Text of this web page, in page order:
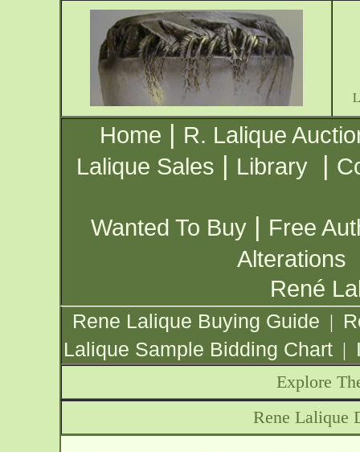
Home | R. Lalique
Lalique Sales | Library |
Wanted To Buy | Free
Alterations
René
Rene Lalique Buying Guide |
Lalique Sample Bidding Chart |
Explore
Rene Lalique